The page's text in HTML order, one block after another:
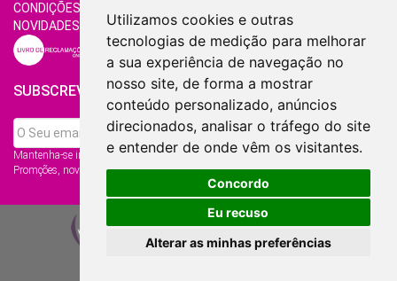
Utilizamos cookies e outras
tecnologias de medição para melhorar
a sua experiência de navegação no
nosso site, de forma a mostrar
conteúdo personalizado, anúncios
direcionados, analisar o tráfego do site
e entender de onde vêm os visitantes.
Concordo
Eu recuso
Alterar as minhas preferências
CONDIÇÕES DE VENDA
NOVIDADES
SERVIÇOS GERIR COOKIES
SUBSCREVER NEWSLETTER
Mantenha-se informado das nossas
Promções, novidades e muito mais...
2011 - 2026 - Todos os direitos reservados.